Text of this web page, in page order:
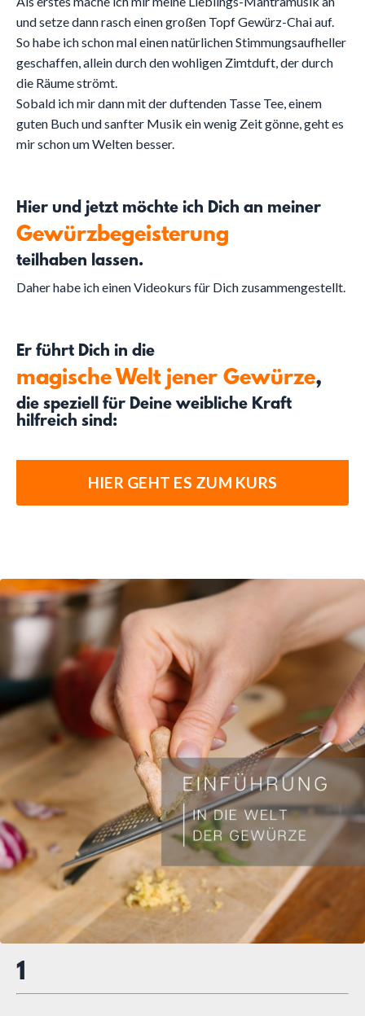
und setze dann rasch einen großen Topf Gewürz-Chai auf.
So habe ich schon mal einen natürlichen Stimmungsaufheller
geschaffen, allein durch den wohligen Zimtduft, der durch
die Räume strömt.
Sobald ich mir dann mit der duftenden Tasse Tee, einem
guten Buch und sanfter Musik ein wenig Zeit gönne, geht es
mir schon um Welten besser.
Hier und jetzt möchte ich Dich an meiner
Gewürzbegeisterung
teilhaben lassen.
Daher habe ich einen Videokurs für Dich zusammengestellt.
Er führt Dich in die
magische Welt jener Gewürze,
die speziell für Deine weibliche Kraft
hilfreich sind:
HIER GEHT ES ZUM KURS
1